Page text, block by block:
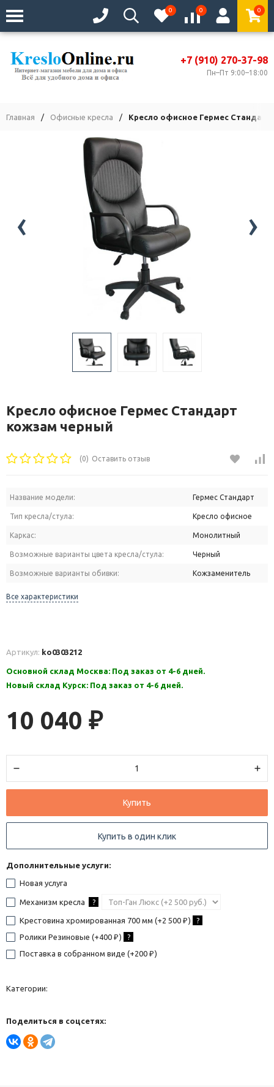
0 0 0
+7 (910) 270-37-98
Пн–Пт 9:00–18:00
Главная / Офисные кресла / Кресло офисное Гермес
‹ ›
Кресло офисное Гермес Стандарт
кожзам черный
(0) Оставить отзыв
Название модели: Гермес Стандарт
Тип кресла/стула: Кресло офисное
Каркас: Монолитный
Возможные варианты цвета кресла/стула: Черный
Возможные варианты обивки: Кожзаменитель
Все характеристики
Артикул: ko0303212
Основной склад Москва: Под заказ от 4-6 дней.
Новый склад Курск: Под заказ от 4-6 дней.
10 040 ₽
Купить
Купить в один клик
Дополнительные услуги:
Новая услуга
Механизм кресла ?
Крестовина хромированная 700 мм (+2 500 ₽ ) ?
Ролики Резиновые (+400 ₽ ) ?
Поставка в собранном виде (+200 ₽ )
Категории:
Поделиться в соцсетях: